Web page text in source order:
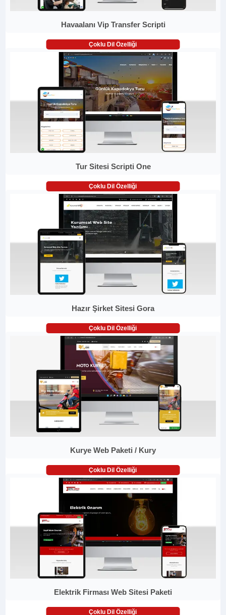
Havaalanı Vip Transfer Scripti
Çoklu Dil Özelliği
Tur Sitesi Scripti One
Çoklu Dil Özelliği
Hazır Şirket Sitesi Gora
Çoklu Dil Özelliği
Kurye Web Paketi / Kury
Çoklu Dil Özelliği
Elektrik Firması Web Sitesi Paketi
Çoklu Dil Özelliği